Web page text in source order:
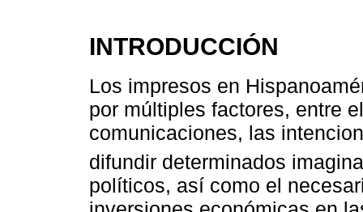
INTRODUCCIÓN
Los impresos en
por múltiples factores, entre
comunicaciones, las
difundir determinados
políticos, así como el